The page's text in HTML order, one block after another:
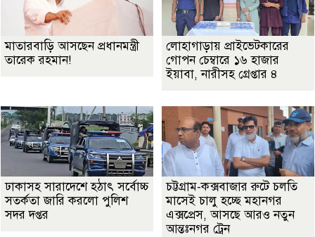
মাতারবাড়ি আসছেন প্রধানমন্ত্রী
তারেক রহমান!
লোহাগাড়ায় প্রাইভেটকারের
গোপন চেম্বারে ১৬ হাজার
ইয়াবা, নারীসহ গ্রেপ্তার ৪
ঢাকাসহ সারাদেশে হঠাৎ সর্বোচ্চ
সতর্কতা জা‌রি করলো পুলিশ
সদর দপ্তর
চট্টগ্রাম-কক্সবাজার রুটে চলতি
মাসেই চালু হচ্ছে মহানগর
এক্সপ্রেস, আসছে আরও নতুন
আন্তঃনগর ট্রেন